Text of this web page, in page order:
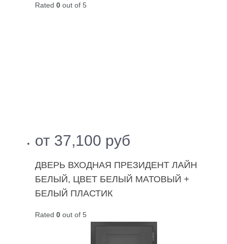
Rated 0 out of 5
от 37,100 руб
ДВЕРЬ ВХОДНАЯ ПРЕЗИДЕНТ ЛАЙН
БЕЛЫЙ, ЦВЕТ БЕЛЫЙ МАТОВЫЙ +
БЕЛЫЙ ПЛАСТИК
Rated 0 out of 5